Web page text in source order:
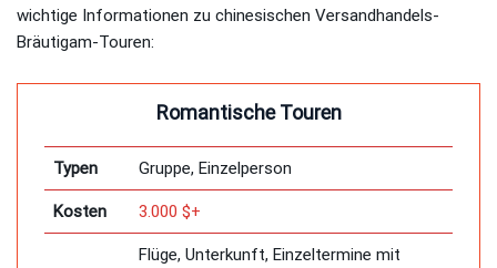
wichtige Informationen zu chinesischen Versandhandels-
Bräutigam-Touren:
Romantische Touren
Typen Gruppe, Einzelperson
Kosten 3.000 $+
Flüge, Unterkunft, Einzeltermine mit